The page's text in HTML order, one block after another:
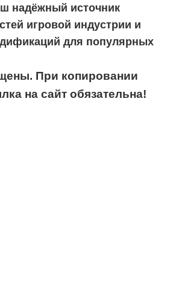
надёжный источник
игровой индустрии и
для популярных
При копировании
на сайт обязательна!